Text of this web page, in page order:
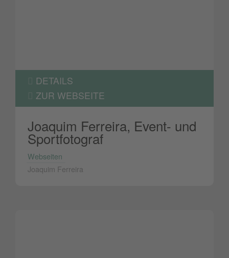
DETAILS
ZUR WEBSEITE
Joaquim Ferreira, Event- und
Sportfotograf
Webseiten
Joaquim Ferreira